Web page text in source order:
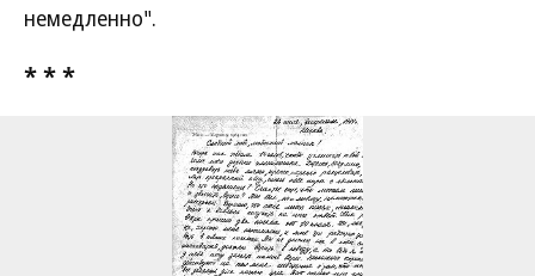
немедленно".
* * *